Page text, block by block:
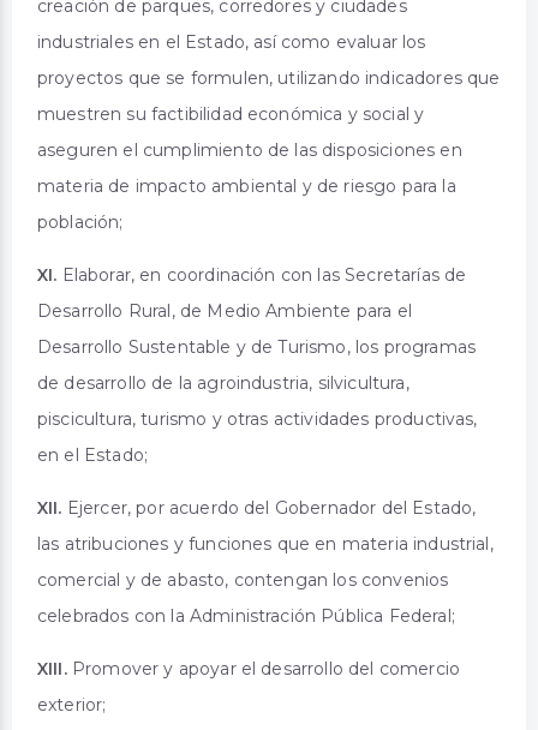
creación de parques, corredores y ciudades
industriales en el Estado, así como evaluar los
proyectos que se formulen, utilizando indicadores que
muestren su factibilidad económica y social y
aseguren el cumplimiento de las disposiciones en
materia de impacto ambiental y de riesgo para la
población;
XI. Elaborar, en coordinación con las Secretarías de
Desarrollo Rural, de Medio Ambiente para el
Desarrollo Sustentable y de Turismo, los programas
de desarrollo de la agroindustria, silvicultura,
piscicultura, turismo y otras actividades productivas,
en el Estado;
XII. Ejercer, por acuerdo del Gobernador del Estado,
las atribuciones y funciones que en materia industrial,
comercial y de abasto, contengan los convenios
celebrados con la Administración Pública Federal;
XIII.Promover y apoyar el desarrollo del comercio
exterior;